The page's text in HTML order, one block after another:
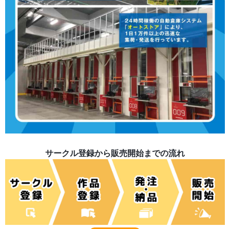
サークル登録から販売開始までの流れ